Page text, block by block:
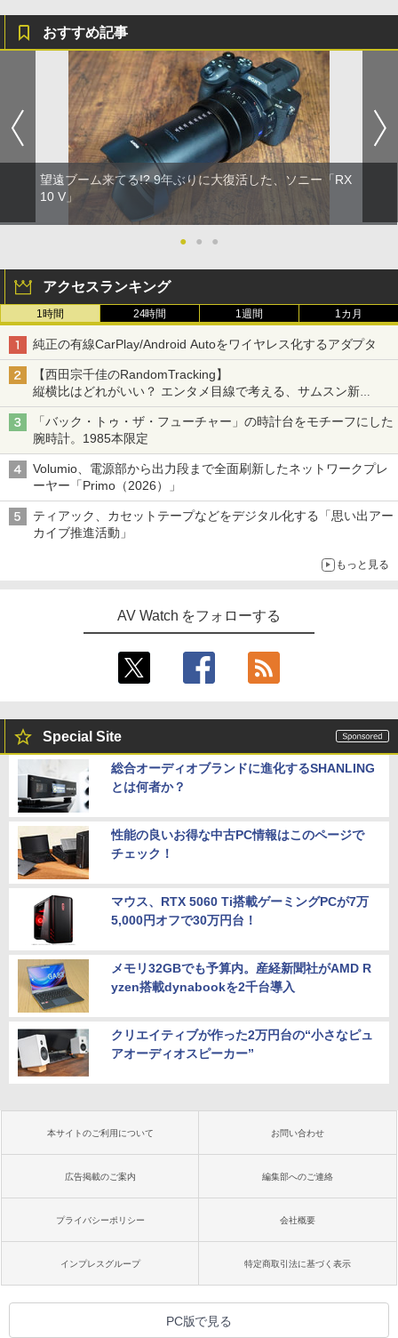
おすすめ記事
望遠ブーム来てる!? 9年ぶりに大復活した、ソニー「RX
10 V」
● ● ●
アクセスランキング
1時間 24時間 1週間 1カ月
純正の有線CarPlay/Android Autoをワイヤレス化するアダプタ
【西田宗千佳のRandomTracking】
縦横比はどれがいい？ エンタメ目線で考える、サムスン新
「Galaxy Z Fold」
「バック・トゥ・ザ・フューチャー」の時計台をモチーフにした
腕時計。1985本限定
Volumio、電源部から出力段まで全面刷新したネットワークプレ
ーヤー「Primo（2026）」
ティアック、カセットテープなどをデジタル化する「思い出アー
カイブ推進活動」
もっと見る
AV Watch をフォローする
Special Site
総合オーディオブランドに進化するSHANLING
とは何者か？
性能の良いお得な中古PC情報はこのページで
チェック！
マウス、RTX 5060 Ti搭載ゲーミングPCが7万
5,000円オフで30万円台！
メモリ32GBでも予算内。産経新聞社がAMD R
yzen搭載dynabookを2千台導入
クリエイティブが作った2万円台の“小さなピュ
アオーディオスピーカー”
本サイトのご利用について お問い合わせ
広告掲載のご案内 編集部へのご連絡
プライバシーポリシー 会社概要
インプレスグループ 特定商取引法に基づく表示
PC版で見る